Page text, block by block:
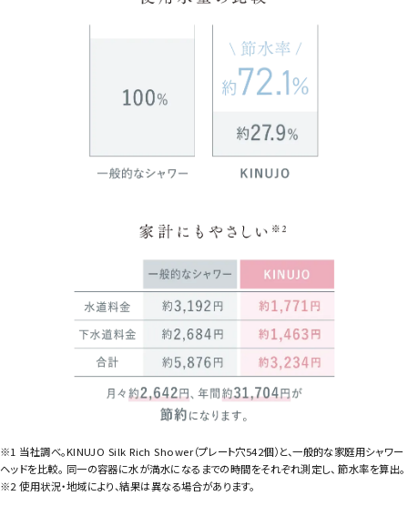
※1 当社調べ。KINUJO Silk Rich Shower（プレート穴542個）と、一般的な家庭用シャワー
ヘッドを比較。 同一の容器に水が満水になるまでの時間をそれぞれ測定し、 節水率を算出。
※2 使用状況・地域により、結果は異なる場合があります。